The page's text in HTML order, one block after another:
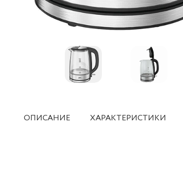
ОПИСАНИЕ ХАРАКТЕРИСТИКИ